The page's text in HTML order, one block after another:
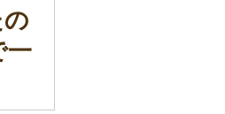
一